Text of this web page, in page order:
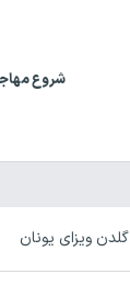
شروع
گلدن ویزای یونان